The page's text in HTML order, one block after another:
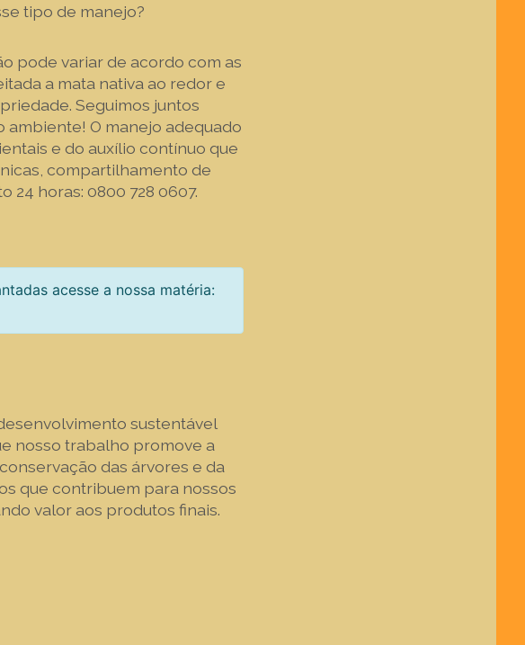
tipo de manejo?
pode variar de acordo com as
a mata nativa ao redor e
Seguimos juntos
O manejo adequado
e do auxílio contínuo que
compartilhamento de
horas: 0800 728 0607.
acesse a nossa matéria:
sustentável
nosso trabalho promove a
das árvores e da
que contribuem para nossos
valor aos produtos finais.